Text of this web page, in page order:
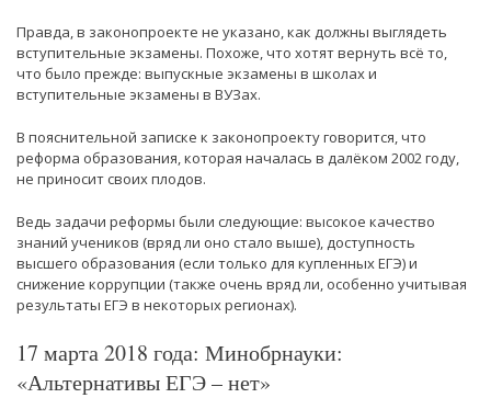
Правда, в законопроекте не указано, как должны выглядеть
вступительные экзамены. Похоже, что хотят вернуть всё то,
что было прежде: выпускные экзамены в школах и
вступительные экзамены в ВУЗах.
В пояснительной записке к законопроекту говорится, что
реформа образования, которая началась в далёком 2002 году,
не приносит своих плодов.
Ведь задачи реформы были следующие: высокое качество
знаний учеников (вряд ли оно стало выше), доступность
высшего образования (если только для купленных ЕГЭ) и
снижение коррупции (также очень вряд ли, особенно учитывая
результаты ЕГЭ в некоторых регионах).
17 марта 2018 года: Минобрнауки:
«Альтернативы ЕГЭ – нет»